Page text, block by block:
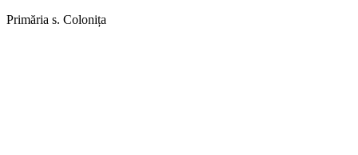
Primăria s. Colonița